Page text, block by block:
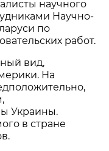
научного
Научно-
по
работ.
вид,
На
Украины.
в стране